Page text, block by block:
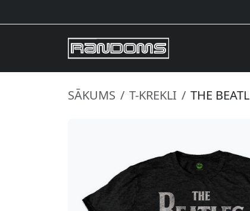
SĀKUMS T-KREKLI THE